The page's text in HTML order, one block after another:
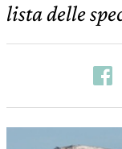
lista delle